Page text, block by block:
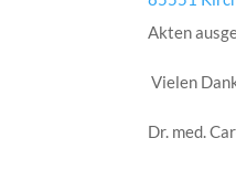
Akten
Vielen
Dr. med.